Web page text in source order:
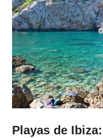
Playas de Ibiza: